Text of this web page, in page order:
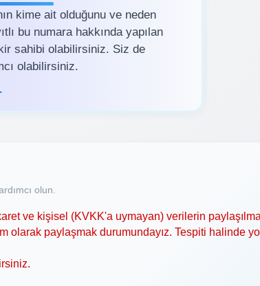
kime ait olduğunu ve neden
bu numara hakkında yapılan
sahibi olabilirsiniz. Siz de
olabilirsiniz.
olun.
ve kişisel (KVKK'a uymayan) verilerin
olarak paylaşmak durumundayız. Tespiti halinde